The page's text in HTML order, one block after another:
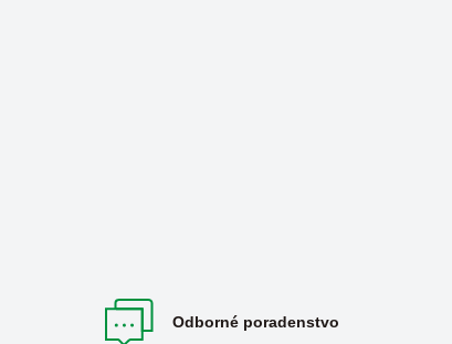
Odborné poradenstvo